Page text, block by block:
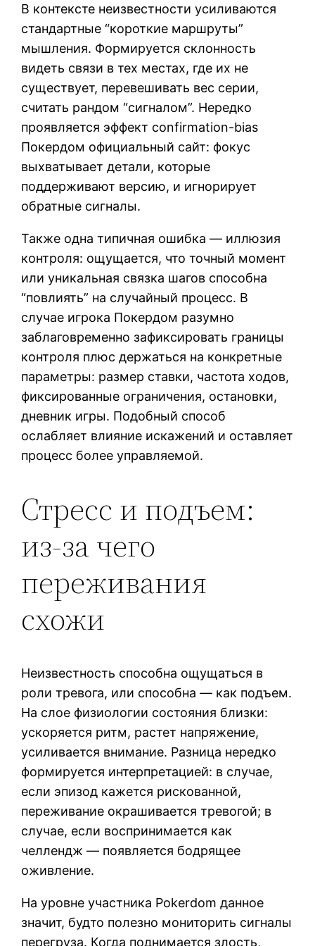
В контексте неизвестности усиливаются
стандартные “короткие маршруты”
мышления. Формируется склонность
видеть связи в тех местах, где их не
существует, перевешивать вес серии,
считать рандом “сигналом”. Нередко
проявляется эффект confirmation-bias
Покердом официальный сайт: фокус
выхватывает детали, которые
поддерживают версию, и игнорирует
обратные сигналы.
Также одна типичная ошибка — иллюзия
контроля: ощущается, что точный момент
или уникальная связка шагов способна
“повлиять” на случайный процесс. В
случае игрока Покердом разумно
заблаговременно зафиксировать границы
контроля плюс держаться на конкретные
параметры: размер ставки, частота ходов,
фиксированные ограничения, остановки,
дневник игры. Подобный способ
ослабляет влияние искажений и оставляет
процесс более управляемой.
Стресс и подъем:
из-за чего
переживания
схожи
Неизвестность способна ощущаться в
роли тревога, или способна — как подъем.
На слое физиологии состояния близки:
ускоряется ритм, растет напряжение,
усиливается внимание. Разница нередко
формируется интерпретацией: в случае,
если эпизод кажется рискованной,
переживание окрашивается тревогой; в
случае, если воспринимается как
челлендж — появляется бодрящее
оживление.
На уровне участника Pokerdom данное
значит, будто полезно мониторить сигналы
перегруза. Когда поднимается злость,